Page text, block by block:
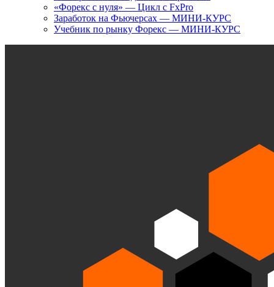
«Форекс с нуля» — Цикл с FxPro
Заработок на Фьючерсах — МИНИ-КУРС
Учебник по рынку Форекс — МИНИ-КУРС